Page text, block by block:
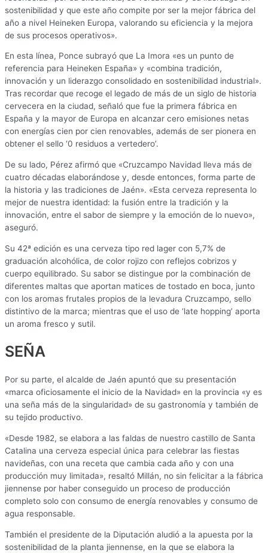
sostenibilidad y que este año compite por ser la mejor fábrica del
año a nivel Heineken Europa, valorando su eficiencia y la mejora
de sus procesos operativos».
En esta línea, Ponce subrayó que La Imora «es un punto de
referencia para Heineken España» y «combina tradición,
innovación y un liderazgo consolidado en sostenibilidad industrial».
Tras recordar que recoge el legado de más de un siglo de historia
cervecera en la ciudad, señaló que fue la primera fábrica en
España y la mayor de Europa en alcanzar cero emisiones netas
con energías cien por cien renovables, además de ser pionera en
obtener el sello ‘0 residuos a vertedero’.
De su lado, Pérez afirmó que «Cruzcampo Navidad lleva más de
cuatro décadas elaborándose y, desde entonces, forma parte de
la historia y las tradiciones de Jaén». «Esta cerveza representa lo
mejor de nuestra identidad: la fusión entre la tradición y la
innovación, entre el sabor de siempre y la emoción de lo nuevo»,
aseguró.
Su 42ª edición es una cerveza tipo red lager con 5,7% de
graduación alcohólica, de color rojizo con reflejos cobrizos y
cuerpo equilibrado. Su sabor se distingue por la combinación de
diferentes maltas que aportan matices de tostado en boca, junto
con los aromas frutales propios de la levadura Cruzcampo, sello
distintivo de la marca; mientras que el uso de ‘late hopping’ aporta
un aroma fresco y sutil.
SEÑA
Por su parte, el alcalde de Jaén apuntó que su presentación
«marca oficiosamente el inicio de la Navidad» en la provincia «y es
una seña más de la singularidad» de su gastronomía y también de
su tejido productivo.
«Desde 1982, se elabora a las faldas de nuestro castillo de Santa
Catalina una cerveza especial única para celebrar las fiestas
navideñas, con una receta que cambia cada año y con una
producción muy limitada», resaltó Millán, no sin felicitar a la fábrica
jiennense por haber conseguido un proceso de producción
completo solo con consumo de energía renovables y consumo de
agua responsable.
También el presidente de la Diputación aludió a la apuesta por la
sostenibilidad de la planta jiennense, en la que se elabora la